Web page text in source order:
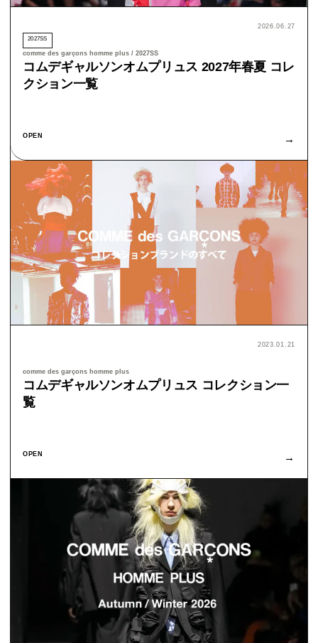
2026.06.27
2027SS
comme des garçons homme plus / 2027SS
コムデギャルソンオムプリュス 2027年春夏 コレ
クション一覧
OPEN →
2023.01.21
comme des garçons homme plus
コムデギャルソンオムプリュス コレクション一
覧
OPEN →